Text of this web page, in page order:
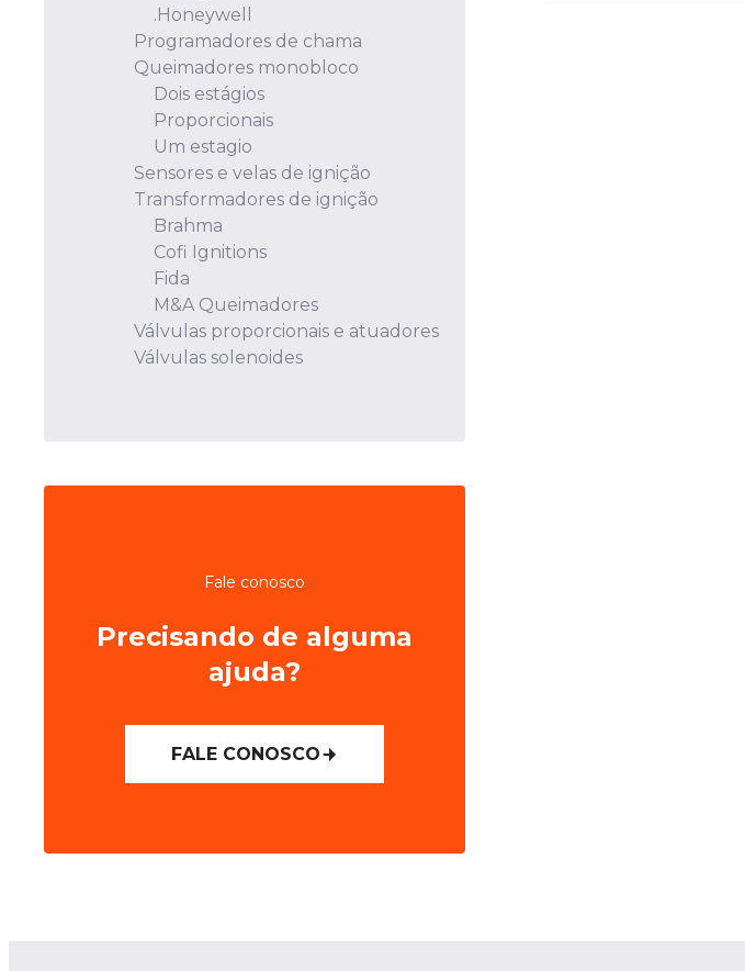
.Honeywell
Programadores de chama
Queimadores monobloco
Dois estágios
Proporcionais
Um estagio
Sensores e velas de ignição
Transformadores de ignição
Brahma
Cofi Ignitions
Fida
M&A Queimadores
Válvulas proporcionais e atuadores
Válvulas solenoides
Fale conosco
Precisando de alguma
ajuda?
FALE CONOSCO